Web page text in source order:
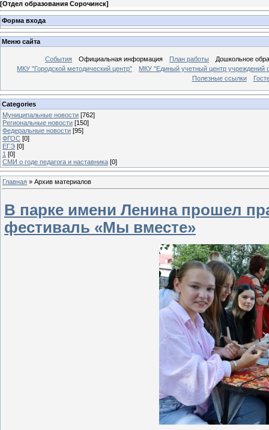
[Отдел образования Сорочинск]
Форма входа
Меню сайта
События Официальная информация План работы
Дошкольное
МКУ "Городской методический центр"
МКУ "Единый учетный центр учреждений
Полезные ссылки
Categories
Муниципальные новости [762]
Региональные новости [150]
Федеральные новости [95]
ФГОС [0]
ЕГЭ [0]
1 [0]
СМИ о годе педагога и наставника [0]
Главная » Архив материалов
В парке имени Ленина прошел
фестиваль «Мы вместе»